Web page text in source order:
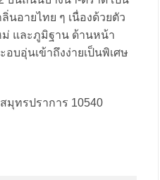
อายไทย ๆ เนื่องด้วยตัว
ม่ และภูมิฐาน ด้านหน้า
บอุ่นเข้าถึงง่ายเป็นพิเศษ
มุทรปราการ 10540